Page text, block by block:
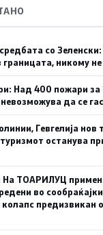
со
границата, никому
Над 400 пожари за
да се
Гевгелија нов
останува
ТОАРИЛУЦ
во
колапс предизвикан